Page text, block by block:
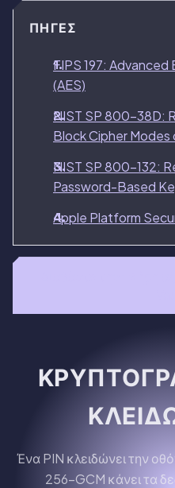
ΠΗΓΈΣ
FIPS 197:
(AES)
NIST SP 800-38D:
Block Cipher
NIST SP 800-132:
Password-Based
Apple Platform
Ένα PIN κλειδώνει την
256-GCM κάνει τα